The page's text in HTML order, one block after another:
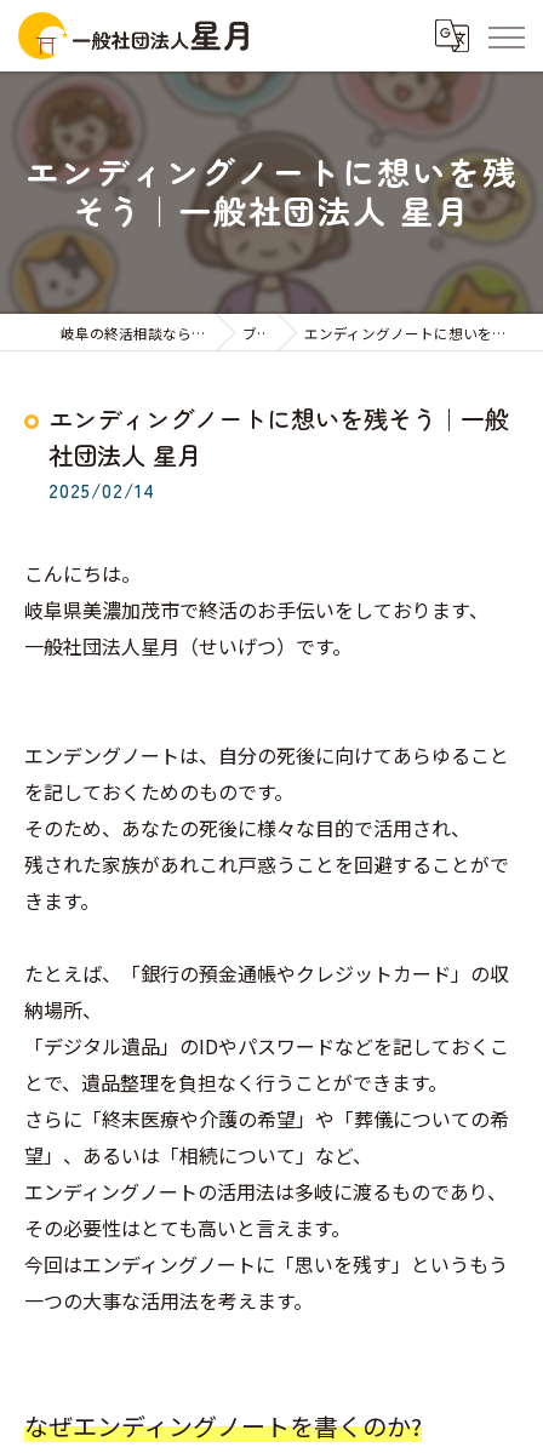
エンディングノートに想いを残
そう｜一般社団法人 星月
岐阜の終活相談なら一般社団法人星月 ブログ エンディングノートに想いを残そう｜一般社団法人 星月
エンディングノートに想いを残そう｜一般
社団法人 星月
2025/02/14
こんにちは。
岐阜県美濃加茂市で終活のお手伝いをしております、
一般社団法人星月（せいげつ）です。
エンデングノートは、自分の死後に向けてあらゆること
を記しておくためのものです。
そのため、あなたの死後に様々な目的で活用され、
残された家族があれこれ戸惑うことを回避することがで
きます。
たとえば、「銀行の預金通帳やクレジットカード」の収
納場所、
「デジタル遺品」のIDやパスワードなどを記しておくこ
とで、遺品整理を負担なく行うことができます。
さらに「終末医療や介護の希望」や「葬儀についての希
望」、あるいは「相続について」など、
エンディングノートの活用法は多岐に渡るものであり、
その必要性はとても高いと言えます。
今回はエンディングノートに「思いを残す」というもう
一つの大事な活用法を考えます。
なぜエンディングノートを書くのか?